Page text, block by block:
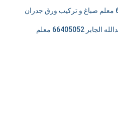
دهان صباغ ضاحية مبارك العبدالله الجابر 66405052 معلم